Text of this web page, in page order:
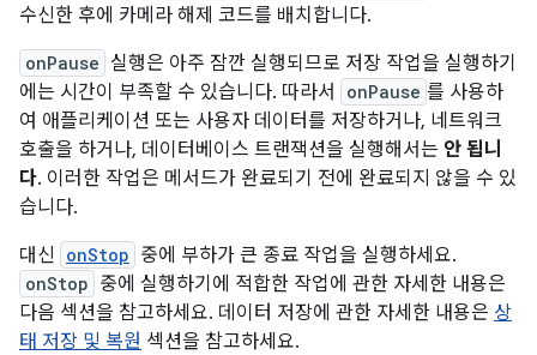
수신한 후에 카메라 해제 코드를 배치합니다.
onPause 실행은 아주 잠깐 실행되므로 저장 작업을 실행하기
에는 시간이 부족할 수 있습니다. 따라서
onPause 를 사용하
여 애플리케이션 또는 사용자 데이터를 저장하거나, 네트워크
호출을 하거나, 데이터베이스 트랜잭션을 실행해서는 안 됩니
다. 이러한 작업은 메서드가 완료되기 전에 완료되지 않을 수 있
습니다.
대신
onStop 중에 부하가 큰 종료 작업을 실행하세요.
onStop 중에 실행하기에 적합한 작업에 관한 자세한 내용은
다음 섹션을 참고하세요. 데이터 저장에 관한 자세한 내용은 상
태 저장 및 복원 섹션을 참고하세요.